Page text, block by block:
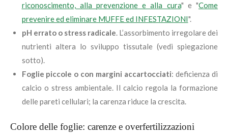
riconoscimento, alla prevenzione e alla cura" e "Come
prevenire ed eliminare MUFFE ed INFESTAZIONI".
pH errato o stress radicale. L’assorbimento irregolare dei
nutrienti altera lo sviluppo tissutale (vedi spiegazione
sotto).
Foglie piccole o con margini accartocciati: deficienza di
calcio o stress ambientale. Il calcio regola la formazione
delle pareti cellulari; la carenza riduce la crescita.
Colore delle foglie: carenze e overfertilizzazioni